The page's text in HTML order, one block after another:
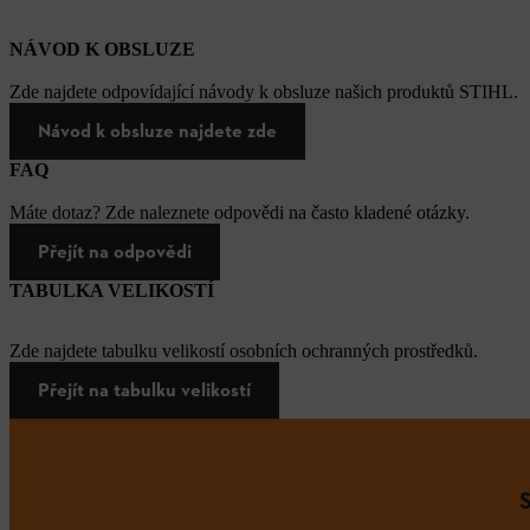
NÁVOD K OBSLUZE
Zde najdete odpovídající návody k obsluze našich produktů STIHL.
Návod k obsluze najdete zde
FAQ
Máte dotaz? Zde naleznete odpovědi na často kladené otázky.
Přejít na odpovědi
TABULKA VELIKOSTÍ
Zde najdete tabulku velikostí osobních ochranných prostředků.
Přejít na tabulku velikostí